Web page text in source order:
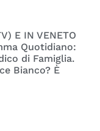
E IN VENETO
Quotidiano:
di Famiglia.
Bianco? È